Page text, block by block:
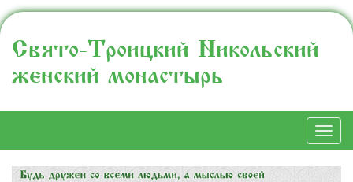
Свято-Троицкий Никольский
женский монастырь